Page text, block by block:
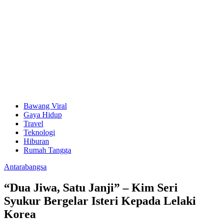
Bawang Viral
Gaya Hidup
Travel
Teknologi
Hiburan
Rumah Tangga
Antarabangsa
“Dua Jiwa, Satu Janji” – Kim Seri
Syukur Bergelar Isteri Kepada Lelaki
Korea